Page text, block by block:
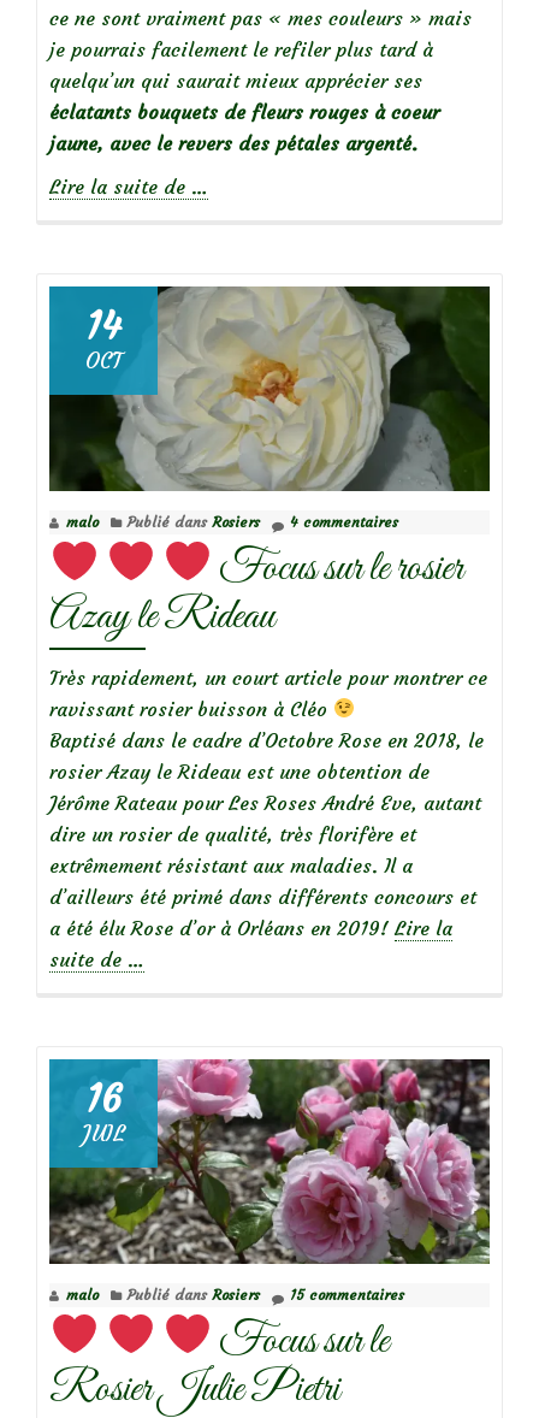
ce ne sont vraiment pas « mes couleurs » mais
je pourrais facilement le refiler plus tard à
quelqu’un qui saurait mieux apprécier ses
éclatants bouquets de fleurs rouges à coeur
jaune, avec le revers des pétales argenté.
Lire la suite de
Focus
sur
le
rosier
Alex
Lutz
…
14
OCT
malo Publié dans Rosiers 4 commentaires
Focus sur le rosier
Azay le Rideau
Très rapidement, un court article pour montrer ce
ravissant rosier buisson à Cléo
Baptisé dans le cadre d’Octobre Rose en 2018, le
rosier Azay le Rideau est une obtention de
Jérôme Rateau pour Les Roses André Eve, autant
dire un rosier de qualité, très florifère et
extrêmement résistant aux maladies. Il a
d’ailleurs été primé dans différents concours et
a été élu Rose d’or à Orléans en 2019! Lire la
suite de
Focus
sur
le
rosier
Azay
le
Rideau
…
16
JUIL
malo Publié dans Rosiers 15 commentaires
Focus sur le
Rosier Julie Pietri